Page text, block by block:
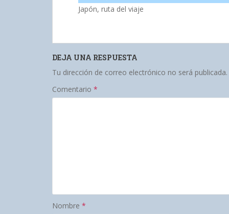
Japón, ruta del viaje
DEJA UNA RESPUESTA
Tu dirección de correo electrónico no será publicada.
Comentario *
Nombre *